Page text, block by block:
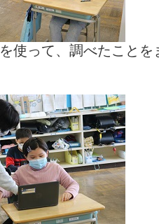
使って、調べたこと